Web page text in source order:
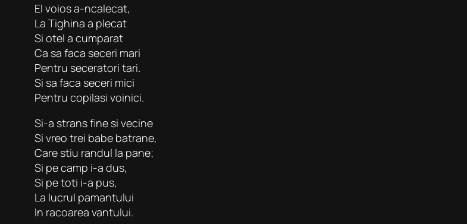
El voios a-ncalecat,
La Tighina a plecat
Si otel a cumparat
Ca sa faca seceri mari
Pentru seceratori tari.
Si sa faca seceri mici
Pentru copilasi voinici.
Si-a strans fine si vecine
Si vreo trei babe batrane,
Care stiu randul la pane;
Si pe camp i-a dus,
Si pe toti i-a pus,
La lucrul pamantului
In racoarea vantului.